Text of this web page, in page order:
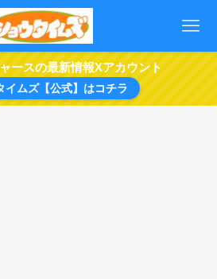
ースの最新情報Xアカウント
イムズ【公式】はコチラ